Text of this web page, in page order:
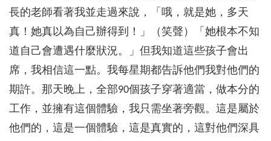
長的老師看著我並走過來說，「哦，就是她，多天
真！她真以為自己辦得到！」（笑聲）「她根本不知
道自己會遭遇什麼狀況。」但我知道這些孩子會出
席，我相信這一點。我每星期都告訴他們我對他們的
期許。那天晚上，全部90個孩子穿著適當，做本分的
工作，並擁有這個體驗，我只需坐著旁觀。這是屬於
他們的，這是一個體驗，這是真實的，這對他們深具